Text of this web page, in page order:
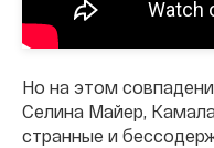
Но на этом
Селина Майер,
странные и